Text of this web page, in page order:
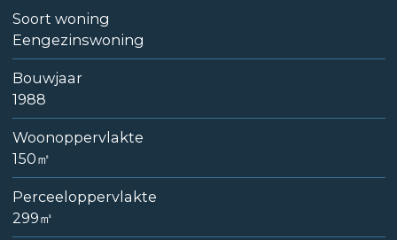
Soort woning
Eengezinswoning
Bouwjaar
1988
Woonoppervlakte
150㎡
Perceeloppervlakte
299㎥